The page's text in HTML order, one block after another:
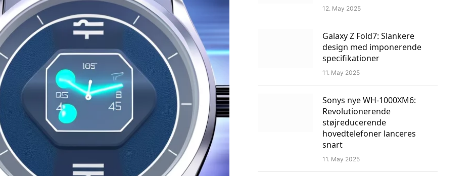
12. May 2025
Galaxy Z Fold7: Slankere
design med imponerende
specifikationer
11. May 2025
Sonys nye WH-1000XM6:
Revolutionerende
støjreducerende
hovedtelefoner lanceres
snart
11. May 2025